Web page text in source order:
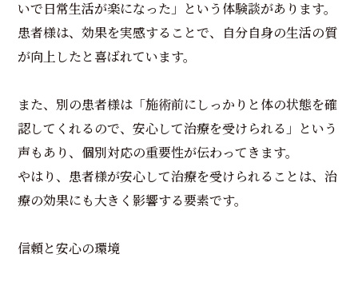
いで日常生活が楽になった」という体験談があります。
患者様は、効果を実感することで、自分自身の生活の質
が向上したと喜ばれています。
また、別の患者様は「施術前にしっかりと体の状態を確
認してくれるので、安心して治療を受けられる」という
声もあり、個別対応の重要性が伝わってきます。
やはり、患者様が安心して治療を受けられることは、治
療の効果にも大きく影響する要素です。
信頼と安心の環境